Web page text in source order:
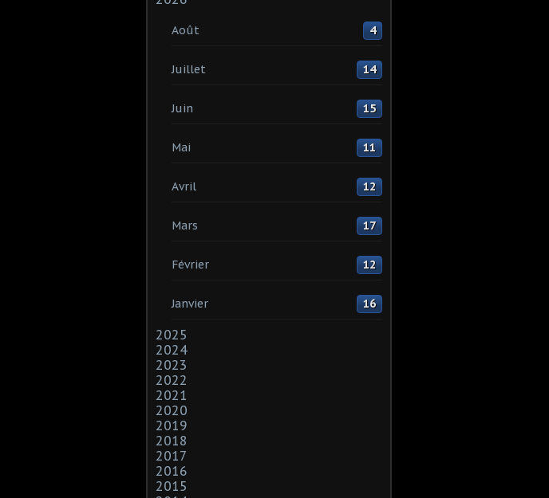
Août 4
Juillet 14
Juin 15
Mai 11
Avril 12
Mars 17
Février 12
Janvier 16
2025
2024
2023
2022
2021
2020
2019
2018
2017
2016
2015